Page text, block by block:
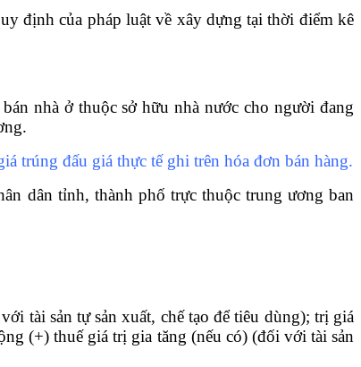
định của pháp luật về xây dựng tại thời điểm kê
nhà ở thuộc sở hữu nhà nước cho người đang
trúng đấu giá thực tế ghi trên hóa đơn bán hàng.
dân tỉnh, thành phố trực thuộc trung ương ban
tài sản tự sản xuất, chế tạo đểtiêu dùng); trị giá
(+) thuế giá trị gia tăng (nếu có) (đối với tài sản